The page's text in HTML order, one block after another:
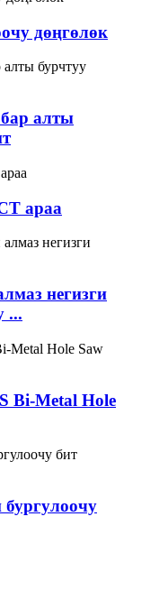
дөңгөлөк
алты
араа
негизги
...
Bi-Metal Hole